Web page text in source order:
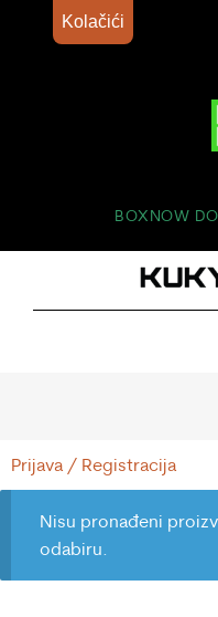
BOXNOW
Prijava / Registracija
Nisu pronađeni
odabiru.
Kolačići